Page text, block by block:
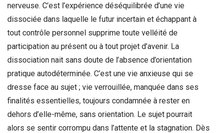
nerveuse. C’est l’expérience déséquilibrée d’une vie
dissociée dans laquelle le futur incertain et échappant à
tout contrôle personnel supprime toute velléité de
participation au présent ou à tout projet d’avenir. La
dissociation nait sans doute de l’absence d’orientation
pratique autodéterminée. C’est une vie anxieuse qui se
dresse face au sujet ; vie verrouillée, manquée dans ses
finalités essentielles, toujours condamnée à rester en
dehors d’elle-même, sans orientation. Le sujet pourrait
alors se sentir corrompu dans l’attente et la stagnation. Dès